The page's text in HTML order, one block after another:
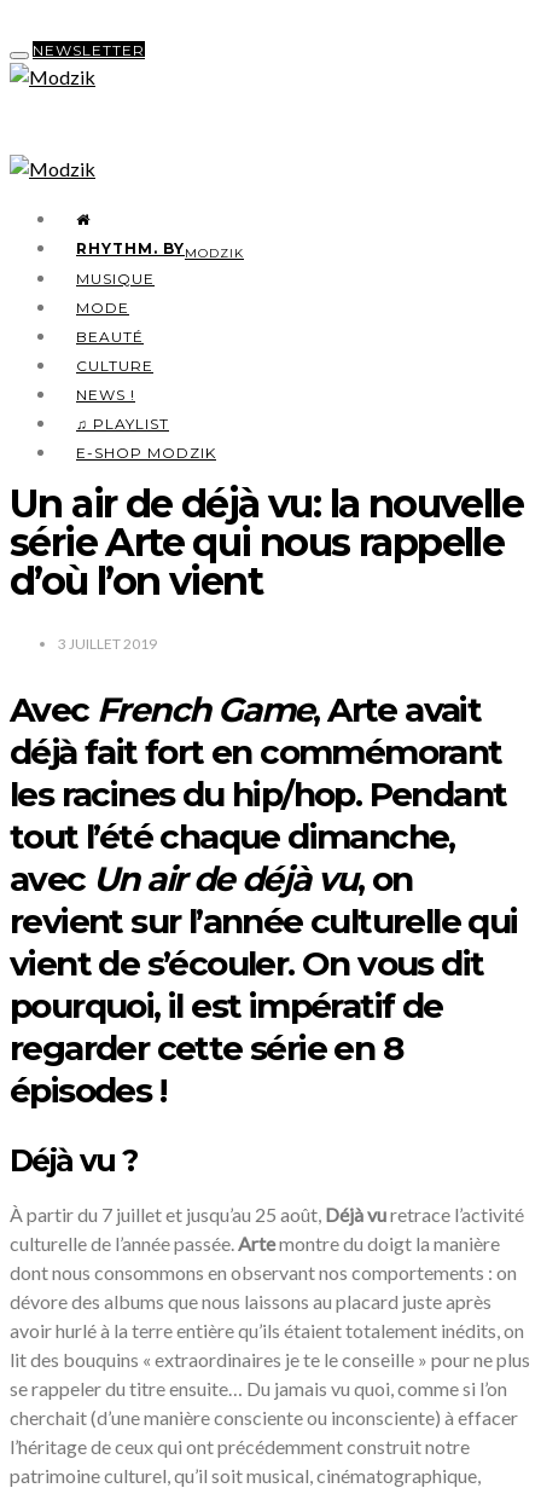
NEWSLETTER
RHYTHM. BYMODZIK
MUSIQUE
MODE
BEAUTÉ
CULTURE
NEWS !
♫ PLAYLIST
E-SHOP MODZIK
Un air de déjà vu: la nouvelle
série Arte qui nous rappelle
d’où l’on vient
3 JUILLET 2019
Avec French Game, Arte avait
déjà fait fort en commémorant
les racines du hip/hop. Pendant
tout l’été chaque dimanche,
avec Un air de déjà vu, on
revient sur l’année culturelle qui
vient de s’écouler. On vous dit
pourquoi, il est impératif de
regarder cette série en 8
épisodes !
Déjà vu ?
À partir du 7 juillet et jusqu’au 25 août, Déjà vuretrace l’activité
culturelle de l’année passée. Artemontre du doigt la manière
dont nous consommons en observant nos comportements : on
dévore des albums que nous laissons au placard juste après
avoir hurlé à la terre entière qu’ils étaient totalement inédits, on
lit des bouquins « extraordinaires je te le conseille » pour ne plus
se rappeler du titre ensuite… Du jamais vu quoi, comme si l’on
cherchait (d’une manière consciente ou inconsciente) à effacer
l’héritage de ceux qui ont précédemment construit notre
patrimoine culturel, qu’il soit musical, cinématographique,